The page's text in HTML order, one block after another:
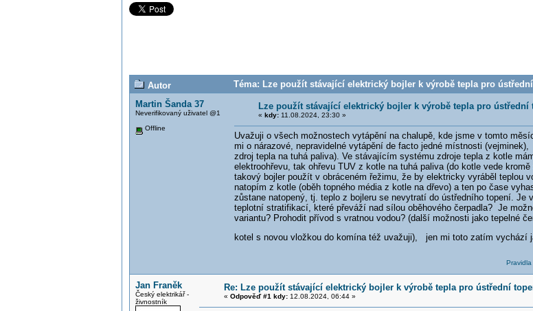
Autor
Téma: Lze použít stávající elektrický bojler k výrobě tepla pro
Martin Šanda 37
Neverifikovaný uživatel @1
Offline
Lze použít stávající elektrický bojler k výrobě tepla pro ústřední
« kdy: 11.08.2024, 23:30 »
Uvažuji o všech možnostech vytápění na chalupě, kde jsme v tomto
mi o nárazové, nepravidelné vytápění de facto jedné místnosti
zdroj tepla na tuhá paliva). Ve stávajícím systému zdroje tepla z kotle
elektroohřevu, tak ohřevu TUV z kotle na tuhá paliva (do kotle vede
takový bojler použít v obráceném řežimu, že by elektricky vyráběl teplou
natopím z kotle (oběh topného média z kotle na dřevo) a ten po čase
zůstane natopený, tj. teplo z bojleru se nevytratí do ústředního topení.
teplotní stratifikací, které převáží nad sílou oběhového čerpadla? Je
variantu? Prohodit přívod s vratnou vodou? (další možnosti jako tepelné
kotel s novou vložkou do komína též uvažuji), jen mi toto zatím vychází
Jan Franěk
Český elektrikář -
živnostník
Re: Lze použít stávající elektrický bojler k výrobě tepla pro ústřední
« Odpověď #1 kdy: 12.08.2024, 06:44 »